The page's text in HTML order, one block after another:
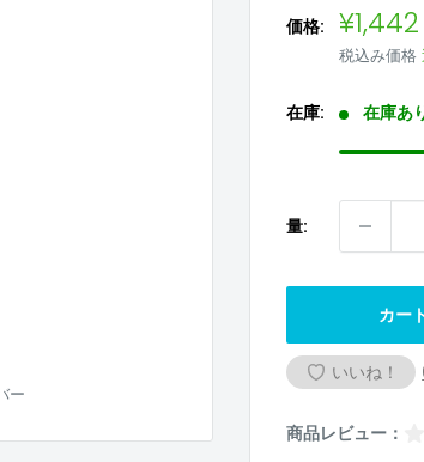
ー
価格: 販
売
価
格
¥1,442
税込み価格
在庫: 在庫あ
量:
カー
いいね！
商品レビュー：